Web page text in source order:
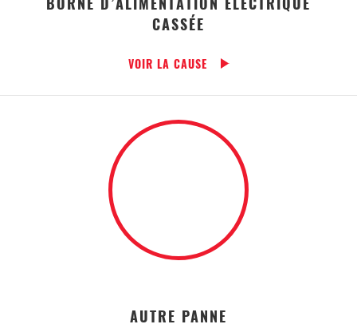
CASSÉE
VOIR LA CAUSE
AUTRE PANNE